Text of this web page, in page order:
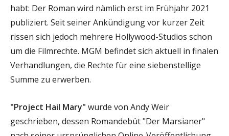
habt: Der Roman wird nämlich erst im Frühjahr 2021
publiziert. Seit seiner Ankündigung vor kurzer Zeit
rissen sich jedoch mehrere Hollywood-Studios schon
um die Filmrechte. MGM befindet sich aktuell in finalen
Verhandlungen, die Rechte für eine siebenstellige
Summe zu erwerben.
"Project Hail Mary" wurde von Andy Weir
geschrieben, dessen Romandebüt "Der Marsianer"